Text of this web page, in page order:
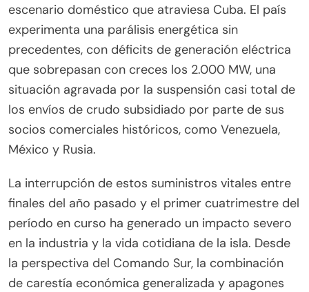
escenario doméstico que atraviesa Cuba. El país
experimenta una parálisis energética sin
precedentes, con déficits de generación eléctrica
que sobrepasan con creces los 2.000 MW, una
situación agravada por la suspensión casi total de
los envíos de crudo subsidiado por parte de sus
socios comerciales históricos, como Venezuela,
México y Rusia.
La interrupción de estos suministros vitales entre
finales del año pasado y el primer cuatrimestre del
período en curso ha generado un impacto severo
en la industria y la vida cotidiana de la isla. Desde
la perspectiva del Comando Sur, la combinación
de carestía económica generalizada y apagones